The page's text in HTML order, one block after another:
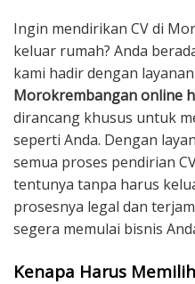
Ingin mendirikan CV di
keluar rumah? Anda
kami hadir dengan layanan
Morokrembangan online
dirancang khusus untuk
seperti Anda. Dengan
semua proses pendirian
tentunya tanpa harus
prosesnya legal dan
segera memulai bisnis
Kenapa Harus